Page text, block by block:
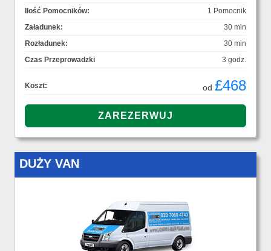
Ilość Pomocników:
1 Pomocnik
Załadunek:
30 min
Rozładunek:
30 min
Czas Przeprowadzki
3 godz.
Koszt: od £468
DUŻY VAN